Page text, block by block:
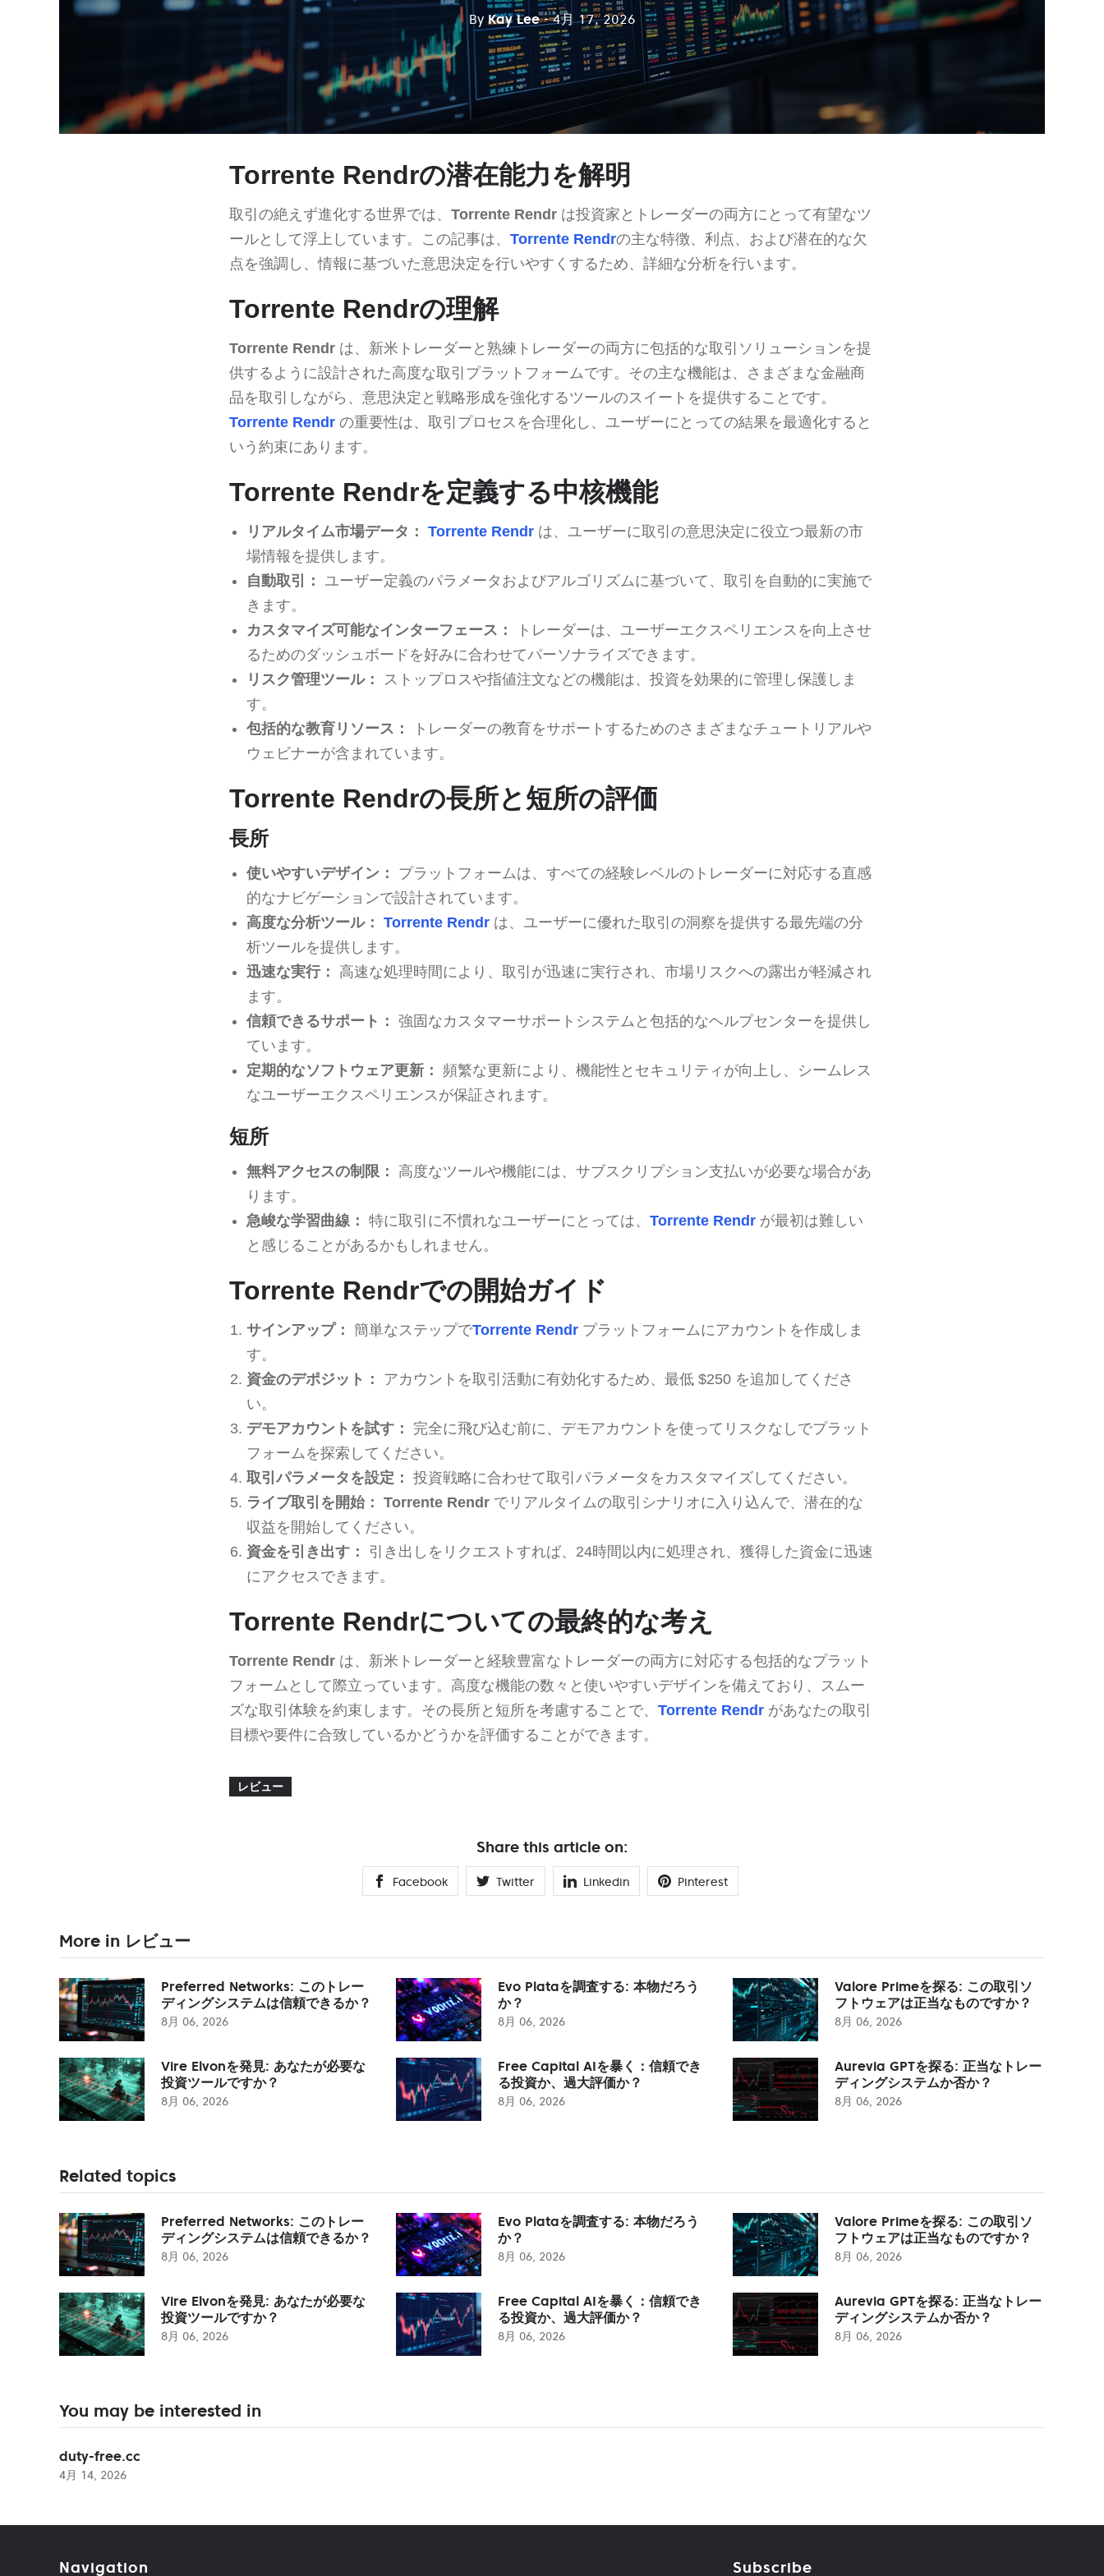
ByKay Lee - 4月 17, 2026
Torrente Rendrの潜在能力を解明
取引の絶えず進化する世界では、 Torrente Rendr は投資家とトレーダーの両方にとって有望なツ
ールとして浮上しています。この記事は、 Torrente Rendrの主な特徴、利点、および潜在的な欠
点を強調し、情報に基づいた意思決定を行いやすくするため、詳細な分析を行います。
Torrente Rendrの理解
Torrente Rendr は、新米トレーダーと熟練トレーダーの両方に包括的な取引ソリューションを提
供するように設計された高度な取引プラットフォームです。その主な機能は、さまざまな金融商
品を取引しながら、意思決定と戦略形成を強化するツールのスイートを提供することです。
Torrente Rendr の重要性は、取引プロセスを合理化し、ユーザーにとっての結果を最適化すると
いう約束にあります。
Torrente Rendrを定義する中核機能
リアルタイム市場データ： Torrente Rendrは、ユーザーに取引の意思決定に役立つ最新の市
場情報を提供します。
自動取引：
ユーザー定義のパラメータおよびアルゴリズムに基づいて、取引を自動的に実施で
きます。
カスタマイズ可能なインターフェース：
トレーダーは、ユーザーエクスペリエンスを向上させ
るためのダッシュボードを好みに合わせてパーソナライズできます。
リスク管理ツール：
ストップロスや指値注文などの機能は、投資を効果的に管理し保護しま
す。
包括的な教育リソース：
トレーダーの教育をサポートするためのさまざまなチュートリアルや
ウェビナーが含まれています。
Torrente Rendrの長所と短所の評価
長所
使いやすいデザイン：
プラットフォームは、すべての経験レベルのトレーダーに対応する直感
的なナビゲーションで設計されています。
高度な分析ツール： Torrente Rendrは、ユーザーに優れた取引の洞察を提供する最先端の分
析ツールを提供します。
迅速な実行：
高速な処理時間により、取引が迅速に実行され、市場リスクへの露出が軽減され
ます。
信頼できるサポート： 強固なカスタマーサポートシステムと包括的なヘルプセンターを提供し
ています。
定期的なソフトウェア更新： 頻繁な更新により、機能性とセキュリティが向上し、シームレス
なユーザーエクスペリエンスが保証されます。
短所
無料アクセスの制限：
高度なツールや機能には、サブスクリプション支払いが必要な場合があ
ります。
急峻な学習曲線： 特に取引に不慣れなユーザーにとっては、 Torrente Rendrが最初は難しい
と感じることがあるかもしれません。
Torrente Rendrでの開始ガイド
サインアップ： 簡単なステップでTorrente Rendrプラットフォームにアカウントを作成しま
す。
資金のデポジット：
アカウントを取引活動に有効化するため、最低 $250 を追加してくださ
い。
デモアカウントを試す：
完全に飛び込む前に、デモアカウントを使ってリスクなしでプラット
フォームを探索してください。
取引パラメータを設定： 投資戦略に合わせて取引パラメータをカスタマイズしてください。
ライブ取引を開始： Torrente Rendrでリアルタイムの取引シナリオに入り込んで、潜在的な
収益を開始してください。
資金を引き出す：
引き出しをリクエストすれば、24時間以内に処理され、獲得した資金に迅速
にアクセスできます。
Torrente Rendrについての最終的な考え
Torrente Rendr は、新米トレーダーと経験豊富なトレーダーの両方に対応する包括的なプラット
フォームとして際立っています。高度な機能の数々と使いやすいデザインを備えており、スムー
ズな取引体験を約束します。その長所と短所を考慮することで、 Torrente Rendr があなたの取引
目標や要件に合致しているかどうかを評価することができます。
レビュー
Share this article on:
Facebook Twitter Linkedin Pinterest
More in レビュー
Preferred Networks: このトレー
ディングシステムは信頼できるか？
8月 06, 2026
Evo Plataを調査する: 本物だろう
か？
8月 06, 2026
Valore Primeを探る: この取引ソ
フトウェアは正当なものですか？
8月 06, 2026
Vire Elvonを発見: あなたが必要な
投資ツールですか？
8月 06, 2026
Free Capital AIを暴く：信頼でき
る投資か、過大評価か？
8月 06, 2026
Aurevia GPTを探る: 正当なトレー
ディングシステムか否か？
8月 06, 2026
Related topics
Preferred Networks: このトレー
ディングシステムは信頼できるか？
8月 06, 2026
Evo Plataを調査する: 本物だろう
か？
8月 06, 2026
Valore Primeを探る: この取引ソ
フトウェアは正当なものですか？
8月 06, 2026
Vire Elvonを発見: あなたが必要な
投資ツールですか？
8月 06, 2026
Free Capital AIを暴く：信頼でき
る投資か、過大評価か？
8月 06, 2026
Aurevia GPTを探る: 正当なトレー
ディングシステムか否か？
8月 06, 2026
You may be interested in
duty-free.cc
4月 14, 2026
Navigation Subscribe